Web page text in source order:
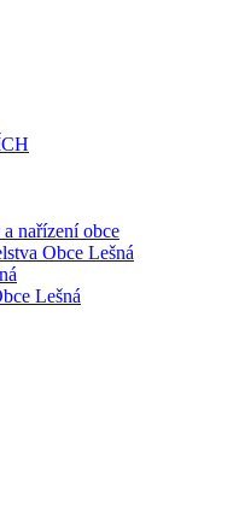
nařízení obce
Obce Lešná
Lešná